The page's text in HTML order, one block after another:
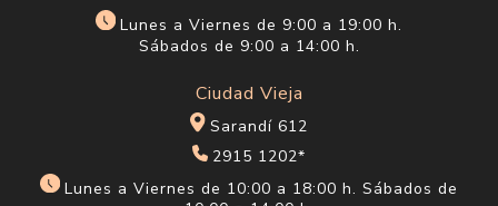
Lunes a Viernes de 9:00 a 19:00 h.
Sábados de 9:00 a 14:00 h.
Ciudad Vieja
Sarandí 612
2915 1202*
Lunes a Viernes de 10:00 a 18:00 h. Sábados de